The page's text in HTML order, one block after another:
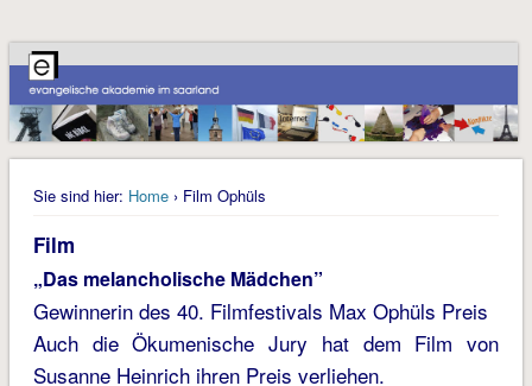
Sie sind hier: Home› Film Ophüls
Film
„Das melancholische Mädchen”
Gewinnerin des 40. Filmfestivals Max Ophüls Preis
Auch die Ökumenische Jury hat dem Film von
Susanne Heinrich ihren Preis verliehen.